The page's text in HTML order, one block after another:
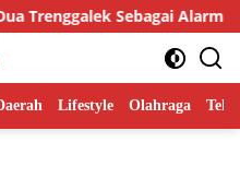
Sebagai Alarm Kritis
Lifestyle Olahraga